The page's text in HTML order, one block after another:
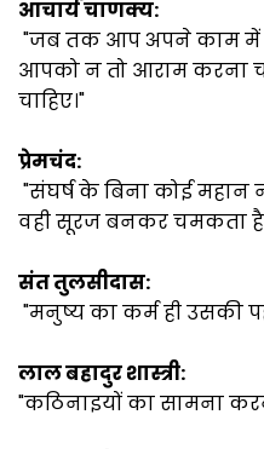
आचार्य चाणक्य:
"जब तक आप अपने काम में
आपको न तो आराम करना
चाहिए।"
प्रेमचंद:
"संघर्ष के बिना कोई महान
वही सूरज बनकर चमकता
संत तुलसीदास:
"मनुष्य का कर्म ही उसकी
लाल बहादुर शास्त्री:
"कठिनाइयों का सामना